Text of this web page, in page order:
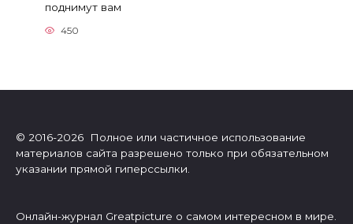
поднимут вам
450
© 2016-2026 Полное или частичное использование
материалов сайта разрешено только при обязательном
указании прямой гиперссылки.
Онлайн-журнал Greatpicture о самом интересном в мире.